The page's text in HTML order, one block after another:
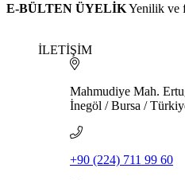
E-BÜLTEN ÜYELİKYenilik ve
İLETİŞİM
Mahmudiye Mah.
İnegöl / Bursa /
+90 (224) 711 99 60